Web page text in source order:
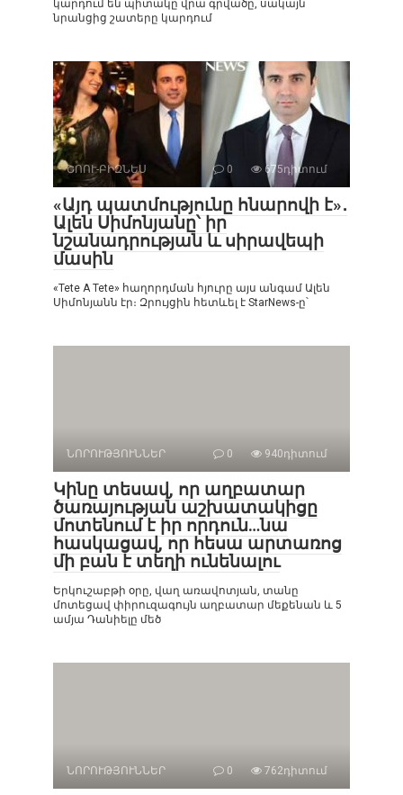
կարդում են պիտակը վրա գրվածը, սակայն
նրանցից շատերը կարդում
ՇՈՈՒ-ԲԻԶՆԵՍ 0 675դիտում
«Այդ պատմությունը հնարովի է»․
Ալեն Սիմոնյանը՝ իր
նշանադրության և սիրավեպի
մասին
«Tete A Tete» հաղորդման հյուրը այս անգամ Ալեն
Սիմոնյանն էր։ Զրույցին հետևել է StarNews-ը՝
ՆՈՐՈՒԹՅՈՒՆՆԵՐ 0 940դիտում
Կինը տեսավ, որ աղբատար
ծառայության աշխատակիցը
մոտենում է իր որդուն…նա
հասկացավ, որ հեսա արտառոց
մի բան է տեղի ունենալու
Երկուշաբթի օրը, վաղ առավոտյան, տանը
մոտեցավ փիրուզագույն աղբատար մեքենան և 5
ամյա Դանիելը մեծ
ՆՈՐՈՒԹՅՈՒՆՆԵՐ 0 762դիտում